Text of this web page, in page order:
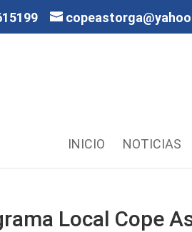
INICIO NOTICIAS
Local Cope